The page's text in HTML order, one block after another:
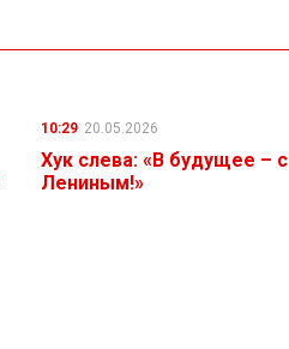
10:29 20.05.2026
Хук слева: «В будущее – с
Лениным!»